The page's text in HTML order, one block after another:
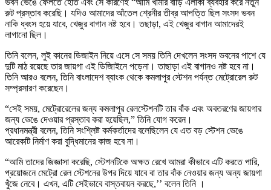
ভবন ভেঙে ফেলতে হোত এবং সে কারণেই “আমি খামার বাড়ি এলাকা ব্যবহার করে নতুন
রুট প্রস্তাব করেছি। যদিও আমাদের আঁতেল শ্রেনীর তীব্র আপত্তি ছিল সংসদ ভবন
নাকি ধ্বংস হয়ে যাবে, খেজুর বাগান নষ্ট হবে। তছাড়া, এই খেজুর বাগান আমাদেরই
লাগানো ছিল।
তিনি বলেন, লুই কানের ডিজাইন নিয়ে এসে সে সময় তিনি দেখলেন সংসদ ভবনের পাশে যে
দুটি মাঠ রয়েছে তার জায়গা এই ডিজিাইনে পড়েনা। তাছাড়া এই বাগানও নষ্ট হবে না।
তিনি আরও বলেন, তিনি বাংলাদেশ ব্যাংক থেকে কমলাপুর স্টেশন পর্যন্ত মেট্রোরেল রুট
সম্প্রসারণ করেছেন।
“সেই সময়, মেট্রোরেলের জন্য কমলাপুর রেলস্টেশনটি তার বাঁক এবং অবতরণের জায়গার
জন্য ভেঙে দেওয়ার প্রস্তাব করা হয়েছিল,” তিনি যোগ করেন।
প্রধানমন্ত্রী বলেন, তিনি সংশ্লিষ্ট কর্মকর্তাদের বলেছিলেন যে এত বড় স্টেশন ভেঙে
আরেকটি নির্মাণ করা বুদ্ধিমানের কাজ হবে না।
“আমি তাদের জিজ্ঞাসা করেছি, স্টেশনটিকে অক্ষত রেখে আমরা কীভাবে এটি করতে পারি,
প্রয়োজনে মেট্রো রেল স্টেশনের উপর দিয়ে যাবে বা তার বাঁক নেওয়ার জন্য অন্য জায়গা
খুঁজে নেবে। এখন, এটি সেইভাবে বাস্তবায়ন করছে,’’ বলেন তিনি ।